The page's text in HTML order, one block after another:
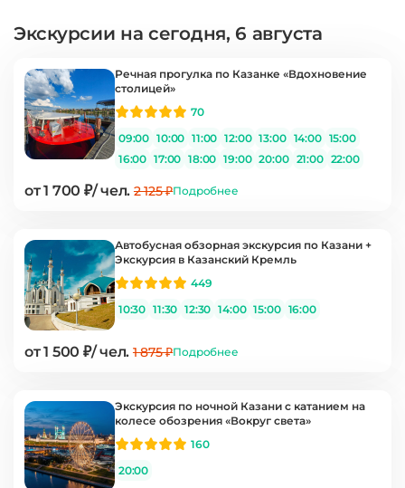
Экскурсии на сегодня, 6 августа
Речная прогулка по Казанке «Вдохновение
столицей»
70
09:00 10:00 11:00 12:00 13:00 14:00 15:00
16:00 17:00 18:00 19:00 20:00 21:00 22:00
от 1 700 ₽/ чел. 2 125 ₽Подробнее
Автобусная обзорная экскурсия по Казани +
Экскурсия в Казанский Кремль
449
10:30 11:30 12:30 14:00 15:00 16:00
от 1 500 ₽/ чел. 1 875 ₽Подробнее
Экскурсия по ночной Казани с катанием на
колесе обозрения «Вокруг света»
160
20:00